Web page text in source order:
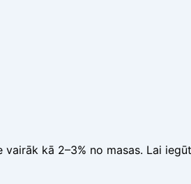
kā 2–3% no masas. Lai